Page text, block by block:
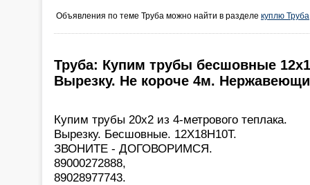
Объявления по теме Труба можно найти в разделе куплю Труба
Труба: Купим трубы бесшовные
Вырезку. Не короче 4м.
Купим трубы 20х2 из 4-метрового теплака.
Вырезку. Бесшовные. 12Х18Н10Т.
ЗВОНИТЕ - ДОГОВОРИМСЯ.
89000272888,
89028977743.